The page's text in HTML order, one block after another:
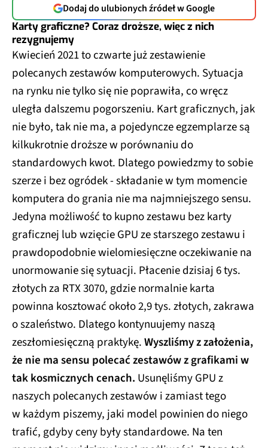
Dodaj do ulubionych źródeł w Google
Karty graficzne? Coraz droższe, więc z nich
rezygnujemy
Kwiecień 2021 to czwarte już zestawienie
polecanych zestawów komputerowych. Sytuacja
na rynku nie tylko się nie poprawiła, co wręcz
uległa dalszemu pogorszeniu. Kart graficznych, jak
nie było, tak nie ma, a pojedyncze egzemplarze są
kilkukrotnie droższe w porównaniu do
standardowych kwot. Dlatego powiedzmy to sobie
szerze i bez ogródek - składanie w tym momencie
komputera do grania nie ma najmniejszego sensu.
Jedyna możliwość to kupno zestawu bez karty
graficznej lub wzięcie GPU ze starszego zestawu i
prawdopodobnie wielomiesięczne oczekiwanie na
unormowanie się sytuacji. Płacenie dzisiaj 6 tys.
złotych za RTX 3070, gdzie normalnie karta
powinna kosztować około 2,9 tys. złotych, zakrawa
o szaleństwo. Dlatego kontynuujemy naszą
zeszłomiesięczną praktykę.Wyszliśmy z założenia,
że nie ma sensu polecać zestawów z grafikami w
tak kosmicznych cenach. Usunęliśmy GPU z
naszych polecanych zestawów i zamiast tego
w każdym piszemy, jaki model powinien do niego
trafić, gdyby ceny były standardowe. Na ten